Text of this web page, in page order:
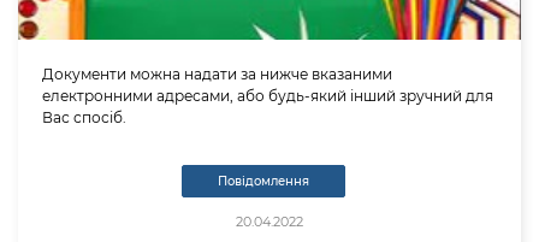
Документи можна надати за нижче вказаними
електронними адресами, або будь-який інший зручний для
Вас спосіб.
Повідомлення
20.04.2022